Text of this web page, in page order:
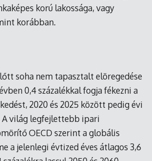
korú lakossága, vagy
korábban.
soha nem tapasztalt elöregedése
0,4 százalékkal fogja fékezni a
2020 és 2025 között pedig évi
A világ legfejlettebb ipari
OECD szerint a globális
a jelenlegi évtized éves átlagos 3,6